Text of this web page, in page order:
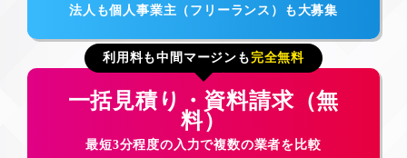
法人も個人事業主（フリーランス）も大募集
利用料も中間マージンも 完全無料
一括見積り・資料請求（無
料）
最短3分程度の入力で複数の業者を比較